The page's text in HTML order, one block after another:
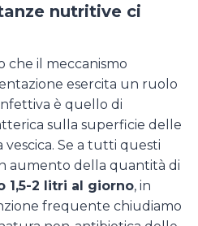
nutritive ci
che il meccanismo
esercita un ruolo
è quello di
sulla superficie delle
vescica. Se a tutti questi
aumento della quantità di
1,5-2 litri al giorno, in
frequente chiudiamo